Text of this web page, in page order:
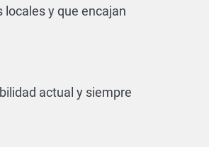
y que encajan
actual y siempre